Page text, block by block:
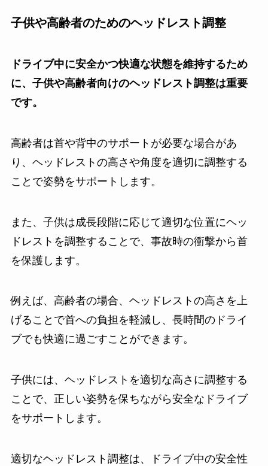
子供や高齢者のためのヘッドレスト調整
ドライブ中に安全かつ快適な状態を維持するため
に、子供や高齢者向けのヘッドレスト調整は重要
です。
高齢者は首や背中のサポートが必要な場合があ
り、ヘッドレストの高さや角度を適切に調整する
ことで姿勢をサポートします。
また、子供は成長段階に応じて適切な位置にヘッ
ドレストを調整することで、事故時の衝撃から首
を保護します。
例えば、高齢者の場合、ヘッドレストの高さを上
げることで首への負担を軽減し、長時間のドライ
ブでも快適に過ごすことができます。
子供には、ヘッドレストを適切な高さに調整する
ことで、正しい姿勢を保ちながら安全なドライブ
をサポートします。
適切なヘッドレスト調整は、ドライブ中の安全性